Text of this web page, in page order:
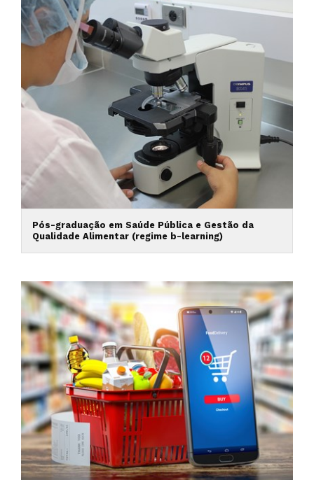
Pós-graduação em Saúde Pública e Gestão da
Qualidade Alimentar (regime b-learning)